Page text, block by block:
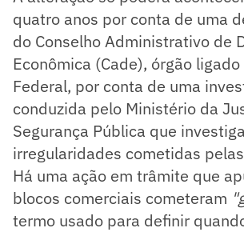
quatro anos por conta de uma
do Conselho Administrativo de
Econômica (Cade), órgão
Federal, por conta de uma
conduzida pelo Ministério da
Segurança Pública que investiga
irregularidades cometidas
Há uma ação em trâmite que
blocos comerciais cometeram
termo usado para definir